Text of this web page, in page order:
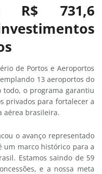
R$ 731,6
de Portos e Aeroportos
13 aeroportos do
todo, o programa garantiu
privados para fortalecer a
aérea brasileira.
o avanço representado
um marco histórico para a
Estamos saindo de 59
e a nossa meta